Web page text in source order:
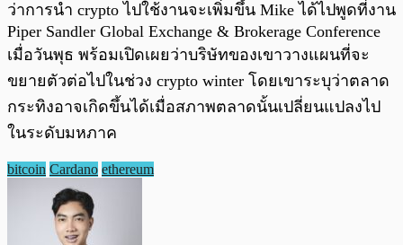
ว่าการนำ crypto ไปใช้งานจะเพิ่มขึ้น Mike ได้ไปพูดที่งาน
Piper Sandler Global Exchange & Brokerage Conference
เมื่อวันพุธ พร้อมเปิดเผยว่าบริษัทของเขาวางแผนที่จะ
ขยายตัวต่อไปในช่วง crypto winter โดยเขาระบุว่าตลาด
กระทิงอาจเกิดขึ้นได้เมื่อสภาพตลาดนั้นเปลี่ยนแปลงไป
ในระดับมหภาค
bitcoin Cardano ethereum